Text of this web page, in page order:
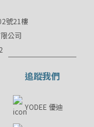
號21樓
公司
追蹤我們
YODEE 優迪